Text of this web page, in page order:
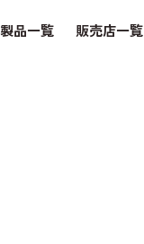
製品一覧 販売店一覧